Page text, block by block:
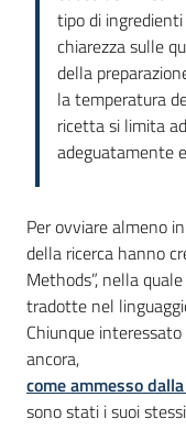
tipo di
chiarezza sulle
della
la temperatura
ricetta si limita
adeguatamente
Per ovviare almeno
della ricerca hanno
Methods”, nella
tradotte nel
Chiunque
ancora,
come ammesso
sono stati i suoi